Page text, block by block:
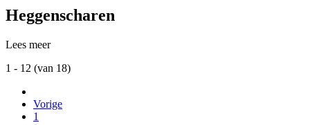
Heggenscharen
Lees meer
1 - 12 (van 18)
Vorige
1